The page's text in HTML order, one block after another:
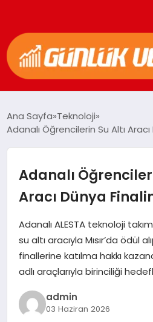
GÜNDEM
YAŞAM
EĞITIM
EKONOMI
GENEL
SPOR
Ana Sayfa Teknoloji
Adanalı Öğrencilerin Su Altı
Adanalı
Aracı Dünya
Adanalı ALESTA teknoloji
su altı aracıyla Mısır’da ödül
finallerine katılma hakkı
adlı araçlarıyla birinciliği
admin
03 Haziran 2026